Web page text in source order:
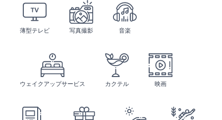
薄型テレビ 写真撮影 音楽
ウェイクアップサービス カクテル 映画